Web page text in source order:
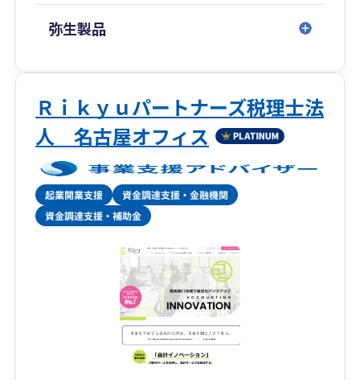
弥生製品
Ｒｉｋｙｕパートナーズ税理士法
人 名古屋オフィス